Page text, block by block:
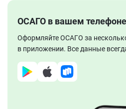
ОСАГО в вашем телефоне
Оформляйте ОСАГО за
в приложении. Все данные